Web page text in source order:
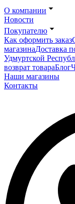
О компании
Новости
Покупателю
Как оформить заказ
магазинаДоставка
Удмуртской
возврат товараБлог
Наши магазины
Контакты